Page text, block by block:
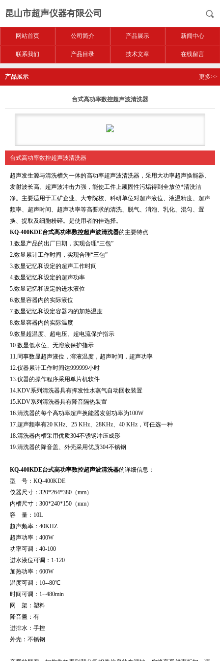
昆山市超声仪器有限公司
网站首页 公司简介 产品展示 新闻中心
联系我们 产品目录 技术文章 在线留言
产品展示 更多>>
台式高功率数控超声波清洗器
台式高功率数控超声波清洗器
超声发生源与清洗槽为一体的高功率超声波清洗器，采用大功率超声换能器、
发射波长高、超声波冲击力强，能使工件上顽固性污垢得到全放位*清洗洁
净。主要适用于工矿企业、大专院校、科研单位对超声液位、液温精度、超声
频率、超声时间、超声功率等高要求的清洗、脱气、消泡、乳化、混匀、置
换、提取及细胞粉碎。是使用者的佳选择。
KQ-400KDE台式高功率数控超声波清洗器的主要特点
1. 数显产品的出厂日期，实现合理“三包”
2. 数显累计工作时间，实现合理“三包”
3. 数显记忆和设定的超声工作时间
4. 数显记忆和设定的超声功率
5. 数显记忆和设定的进水液位
6. 数显容器内的实际液位
7. 数显记忆和设定容器内的加热温度
8. 数显容器内的实际温度
9. 数显超温度、超电压、超电流保护指示
10. 数显低水位、无溶液保护指示
11. 同事数显超声液位，溶液温度，超声时间，超声功率
12. 仪器累计工作时间达999999小时
13. 仪器的操作程序采用单片机软件
14.KDV系列清洗器具有挥发性水蒸气自动回收装置
15.KDV系列清洗器具有降音隔热装置
16. 清洗器的每个高功率超声换能器发射功率为100W
17. 超声频率有20 KHz 25 KHz 28KHz 40 KHz ，可任选一种
18. 清洗器内槽采用优质304不锈钢冲压成形
19. 清洗器的降音盖、外壳采用优质304不锈钢
KQ-400KDE台式高功率数控超声波清洗器的详细信息：
型 号：KQ-400KDE
仪器尺寸：320*264*380（mm）
内槽尺寸：300*240*150（mm）
容 量：10L
超声频率：40KHZ
超声功率：400W
功率可调：40-100
进水液位可调：1-120
加热功率：600W
温度可调：10--80℃
时间可调：1--480min
网 架：塑料
降音盖：有
进排水：手控
外壳：不锈钢